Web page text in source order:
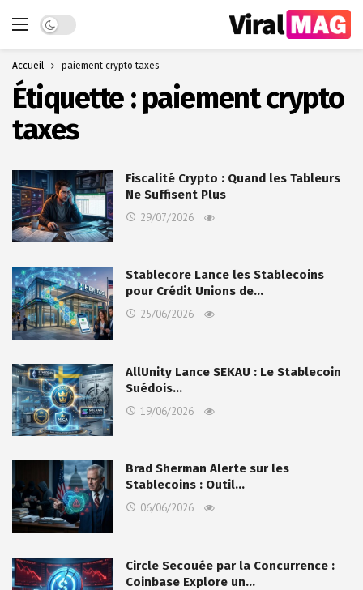
Dark mode
Accueil paiement crypto taxes
Étiquette : paiement crypto
taxes
Fiscalité Crypto : Quand les Tableurs
Ne Suffisent Plus
29/07/2026
Stablecore Lance les Stablecoins
pour Crédit Unions de…
25/06/2026
AllUnity Lance SEKAU : Le Stablecoin
Suédois…
19/06/2026
Brad Sherman Alerte sur les
Stablecoins : Outil…
06/06/2026
Circle Secouée par la Concurrence :
Coinbase Explore un…